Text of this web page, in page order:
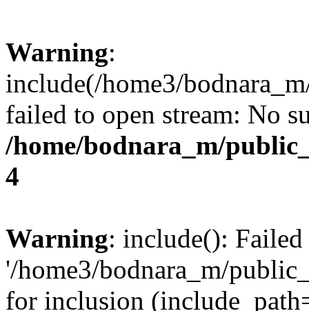
Warning:
include(/home3/
failed to open stream: No
/home/bodnara_m/
4
Warning: include():
'/home3/bodnara_m/
for inclusion